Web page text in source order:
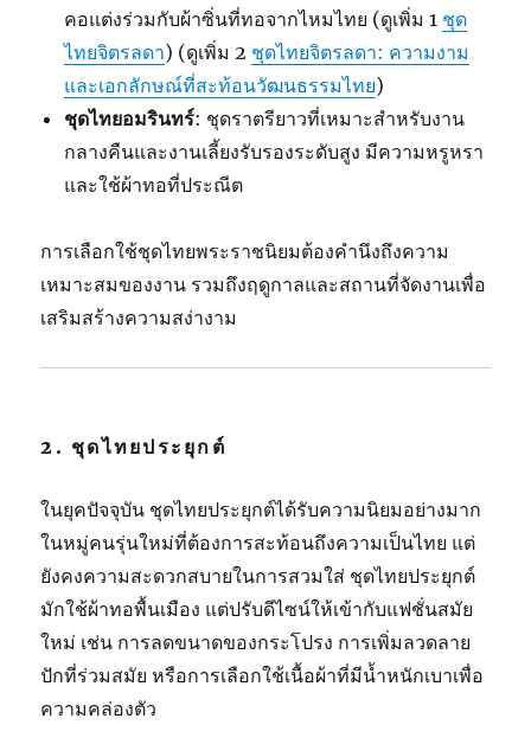
คอแต่งร่วมกับผ้าซิ่นที่ทอจากไหมไทย (ดูเพิ่ม 1 ชุด
ไทยจิตรลดา) (ดูเพิ่ม 2 ชุดไทยจิตรลดา: ความงาม
และเอกลักษณ์ที่สะท้อนวัฒนธรรมไทย)
ชุดไทยอมรินทร์: ชุดราตรียาวที่เหมาะสำหรับงาน
กลางคืนและงานเลี้ยงรับรองระดับสูง มีความหรูหรา
และใช้ผ้าทอที่ประณีต
การเลือกใช้ชุดไทยพระราชนิยมต้องคำนึงถึงความ
เหมาะสมของงาน รวมถึงฤดูกาลและสถานที่จัดงานเพื่อ
เสริมสร้างความสง่างาม
2. ชุดไทยประยุกต์
ในยุคปัจจุบัน ชุดไทยประยุกต์ได้รับความนิยมอย่างมาก
ในหมู่คนรุ่นใหม่ที่ต้องการสะท้อนถึงความเป็นไทย แต่
ยังคงความสะดวกสบายในการสวมใส่ ชุดไทยประยุกต์
มักใช้ผ้าทอพื้นเมือง แต่ปรับดีไซน์ให้เข้ากับแฟชั่นสมัย
ใหม่ เช่น การลดขนาดของกระโปรง การเพิ่มลวดลาย
ปักที่ร่วมสมัย หรือการเลือกใช้เนื้อผ้าที่มีน้ำหนักเบาเพื่อ
ความคล่องตัว